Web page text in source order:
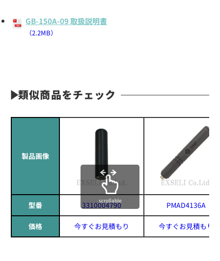
GB-150A-09 取扱説明書
（2.2MB）
類似商品をチェック
製品画像
型番 3310004790 PMAD4136A
価格 今すぐお見積もり 今すぐお見積もり
scrollable